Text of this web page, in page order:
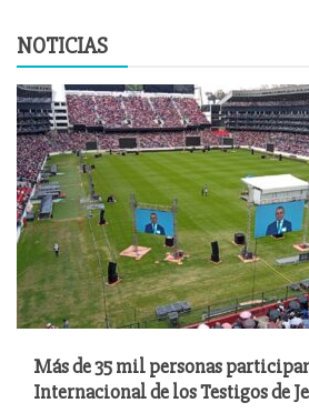
NOTICIAS
Más de 35 mil personas
Internacional de los Testigos de